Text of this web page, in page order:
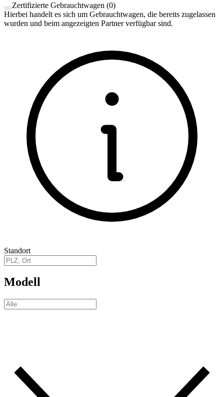
Zertifizierte Gebrauchtwagen (0)
Hierbei handelt es sich um Gebrauchtwagen, die bereits zugelassen
wurden und beim angezeigten Partner verfügbar sind.
Standort
Modell